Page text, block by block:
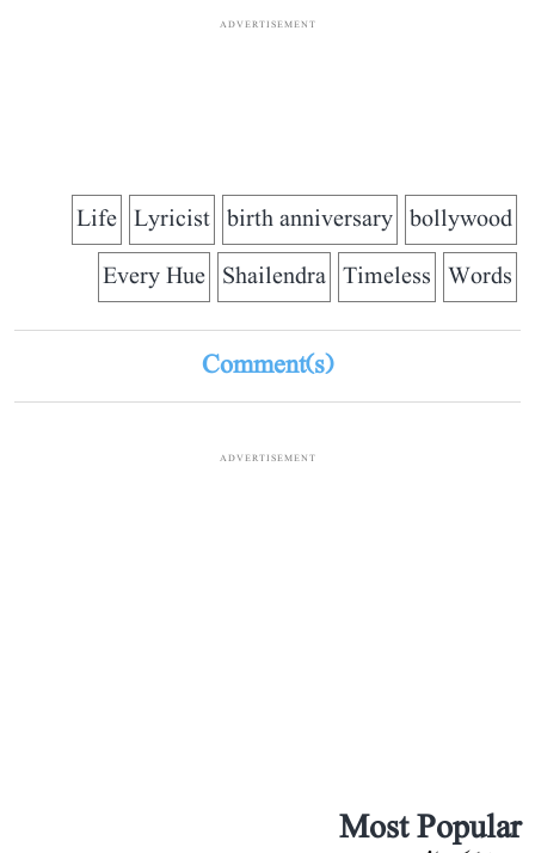
ADVERTISEMENT
bollywood
birth anniversary
Lyricist
Life
Words
Timeless
Shailendra
Every Hue
Comment(s)
ADVERTISEMENT
Most Popular